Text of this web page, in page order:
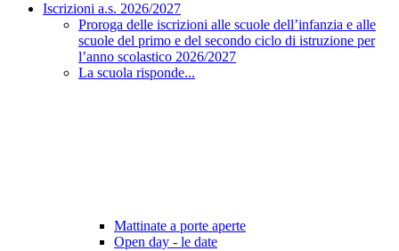
Iscrizioni a.s. 2026/2027
Proroga delle iscrizioni alle scuole dell’infanzia e alle
scuole del primo e del secondo ciclo di istruzione per
l’anno scolastico 2026/2027
La scuola risponde...
Mattinate a porte aperte
Open day - le date